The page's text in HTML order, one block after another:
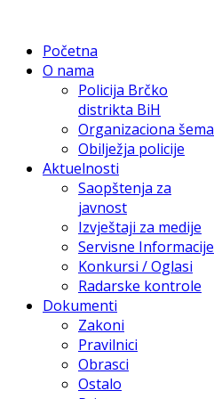
Početna
O nama
Policija Brčko
distrikta BiH
Organizaciona šema
Obilježja policije
Aktuelnosti
Saopštenja za
javnost
Izvještaji za medije
Servisne Informacije
Konkursi / Oglasi
Radarske kontrole
Dokumenti
Zakoni
Pravilnici
Obrasci
Ostalo